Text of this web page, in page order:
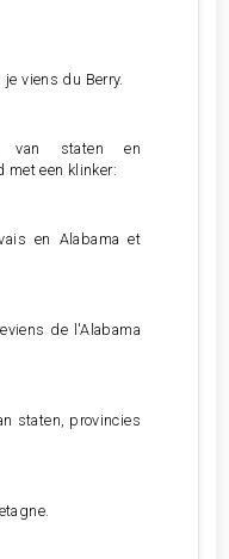
viens du Berry.
van staten en
met een klinker:
en Alabama et
de l'Alabama
staten, provincies